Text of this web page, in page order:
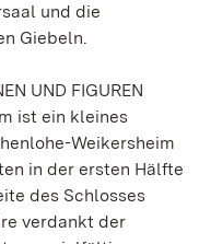
und die
Giebeln.
UND FIGUREN
ist ein kleines
Weikersheim
in der ersten Hälfte
des Schlosses
verdankt der